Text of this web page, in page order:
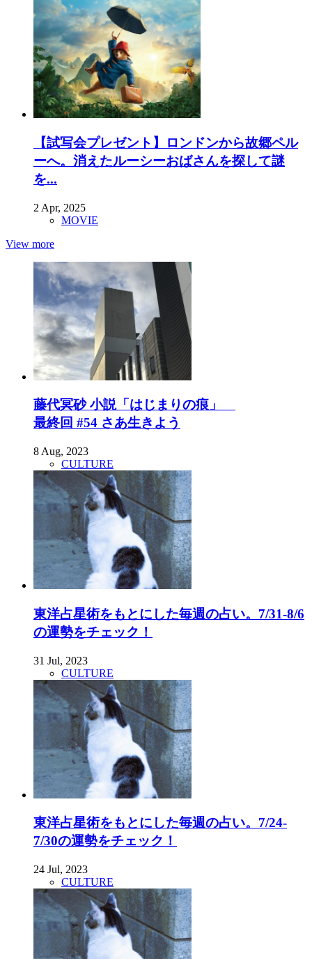
【試写会プレゼント】ロンドンから故郷ペル
ーへ。消えたルーシーおばさんを探して謎
を...
2 Apr, 2025
MOVIE
View more
藤代冥砂 小説「はじまりの痕」
最終回 #54 さあ生きよう
8 Aug, 2023
CULTURE
東洋占星術をもとにした毎週の占い。7/31-8/6
の運勢をチェック！
31 Jul, 2023
CULTURE
東洋占星術をもとにした毎週の占い。7/24-
7/30の運勢をチェック！
24 Jul, 2023
CULTURE